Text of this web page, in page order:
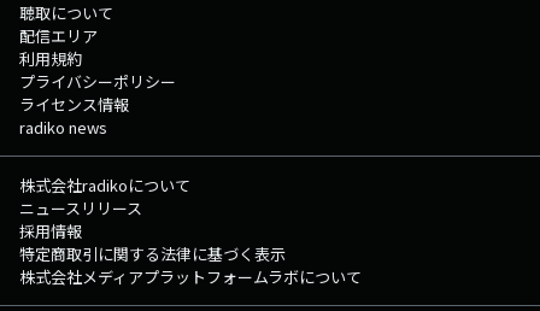
聴取について
配信エリア
利用規約
プライバシーポリシー
ライセンス情報
radiko news
株式会社radikoについて
ニュースリリース
採用情報
特定商取引に関する法律に基づく表示
株式会社メディアプラットフォームラボについて